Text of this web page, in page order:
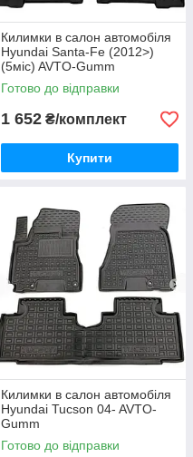
Килимки в салон автомобіля
Hyundai Santa-Fe (2012>)
(5міс) AVTO-Gumm
Готово до відправки
1 652 ₴/комплект
Купити
Килимки в салон автомобіля
Hyundai Tucson 04- AVTO-
Gumm
Готово до відправки